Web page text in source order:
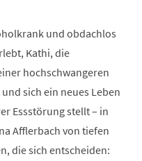
und obdachlos
Kathi, die
hochschwangeren
sich ein neues Leben
Essstörung stellt – in
Afflerbach von tiefen
die sich entscheiden: